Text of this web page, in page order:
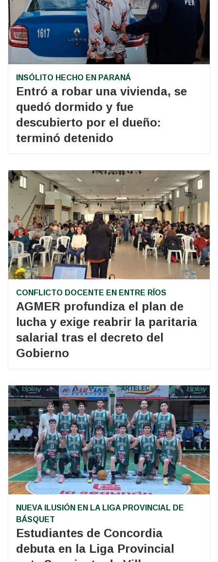
INSÓLITO HECHO EN PARANÁ
Entró a robar una vivienda, se
quedó dormido y fue
descubierto por el dueño:
terminó detenido
CONFLICTO DOCENTE EN ENTRE RÍOS
AGMER profundiza el plan de
lucha y exige reabrir la paritaria
salarial tras el decreto del
Gobierno
NUEVA ILUSIÓN EN LA LIGA PROVINCIAL DE
BÁSQUET
Estudiantes de Concordia
debuta en la Liga Provincial